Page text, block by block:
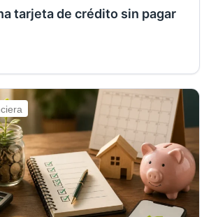
tarjeta de crédito sin pagar